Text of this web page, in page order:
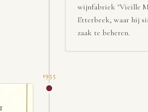
wijnfabriek "Vieille
Etterbeek, waar hij
zaak te beheren.
1955